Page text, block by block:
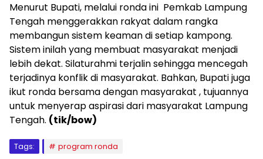
Menurut Bupati, melalui ronda ini Pemkab Lampung
Tengah menggerakkan rakyat dalam rangka
membangun sistem keaman di setiap kampong.
Sistem inilah yang membuat masyarakat menjadi
lebih dekat. Silaturahmi terjalin sehingga mencegah
terjadinya konflik di masyarakat. Bahkan, Bupati juga
ikut ronda bersama dengan masyarakat , tujuannya
untuk menyerap aspirasi dari masyarakat Lampung
Tengah. (tik/bow)
Tags: program ronda